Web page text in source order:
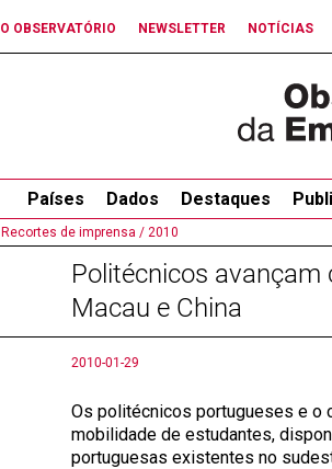
O OBSERVATÓRIO NEWSLETTER NOTÍCIAS
Países Dados Destaques
Recortes de imprensa / 2010
Politécnicos avançam
Macau e China
2010-01-29
Os politécnicos portugueses e o
mobilidade de estudantes,
portuguesas existentes no